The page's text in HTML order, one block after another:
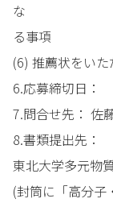
な
る事項
(6) 推薦状をい
6.応募締切日：
7.問合せ先： 佐
8.書類提出先：
東北大学多元物
(封筒に「高分子